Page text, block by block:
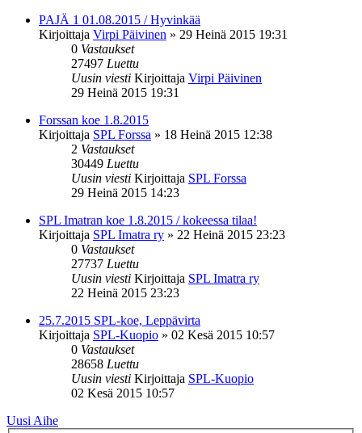
PAJÄ 1 01.08.2015 / Hyvinkää
Kirjoittaja Virpi Päivinen » 29 Heinä 2015 19:31
0 Vastaukset
27497 Luettu
Uusin viesti Kirjoittaja Virpi Päivinen
29 Heinä 2015 19:31
Forssan koe 1.8.2015
Kirjoittaja SPL Forssa » 18 Heinä 2015 12:38
2 Vastaukset
30449 Luettu
Uusin viesti Kirjoittaja SPL Forssa
29 Heinä 2015 14:23
SPL Imatran koe 1.8.2015 / kokeessa tilaa!
Kirjoittaja SPL Imatra ry » 22 Heinä 2015 23:23
0 Vastaukset
27737 Luettu
Uusin viesti Kirjoittaja SPL Imatra ry
22 Heinä 2015 23:23
25.7.2015 SPL-koe, Leppävirta
Kirjoittaja SPL-Kuopio » 02 Kesä 2015 10:57
0 Vastaukset
28658 Luettu
Uusin viesti Kirjoittaja SPL-Kuopio
02 Kesä 2015 10:57
Uusi Aihe